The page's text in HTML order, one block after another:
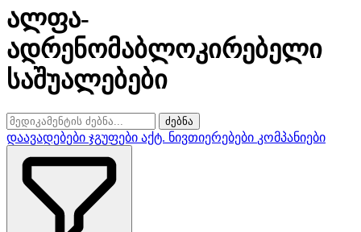
ალფა-
ადრენომაბლოკირებელი
საშუალებები
ძებნა
დაავადებები ჯგუფები აქტ. ნივთიერებები კომპანიები